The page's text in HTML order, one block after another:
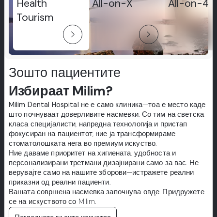
Health
Tourism
arrow_forward_ios
All-on-X
arrow_forward_ios
All-on-4
Зошто пациентите
Избираат Milim?
Milim Dental Hospital не е само клиника—тоа е место каде
што почнуваат доверливите насмевки. Со тим на светска
класа специјалисти, напредна технологија и пристап
фокусиран на пациентот, ние ја трансформираме
стоматолошката нега во премиум искуство.
Ние даваме приоритет на хигиената, удобноста и
персонализирани третмани дизајнирани само за вас. Не
верувајте само на нашите зборови—истражете реални
приказни од реални пациенти.
Вашата совршена насмевка започнува овде. Придружете
се на искуството со Milim.